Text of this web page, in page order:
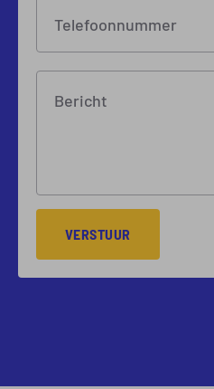
Telefoonnummer
Bericht
VERSTUUR